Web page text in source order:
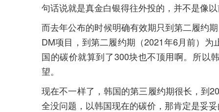
句话说就是真金白银得往外投的，并不是像
而去年公布的时候明确有效期只到第二履约
DM项目，到第二履约期（2021年6月前）为
国的碳价就算到了300块也不顶用啊。 所以
望。
现在不一样了，韩国的第三履约期很长，到
全没问题，以韩国现在的碳价，那肯定是妥